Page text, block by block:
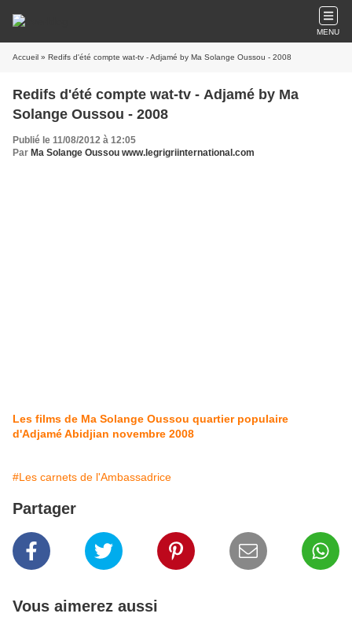
MENU
Accueil » Redifs d'été compte wat-tv - Adjamé by Ma Solange Oussou - 2008
Redifs d'été compte wat-tv - Adjamé by Ma
Solange Oussou - 2008
Publié le 11/08/2012 à 12:05
Par Ma Solange Oussou www.legrigriinternational.com
Les films de Ma Solange Oussou quartier populaire
d'Adjamé Abidjian novembre 2008
#Les carnets de l'Ambassadrice
Partager
Vous aimerez aussi